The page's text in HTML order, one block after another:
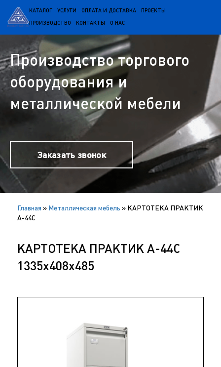
КАТАЛОГ УСЛУГИ ОПЛАТА И ДОСТАВКА ПРОЕКТЫ
ПРОИЗВОДСТВО КОНТАКТЫ О НАС
Производство торгового
оборудования и
металлической мебели
Заказать звонок
Главная » Металлическая мебель » КАРТОТЕКА ПРАКТИК
А-44С
КАРТОТЕКА ПРАКТИК А-44С
1335x408x485